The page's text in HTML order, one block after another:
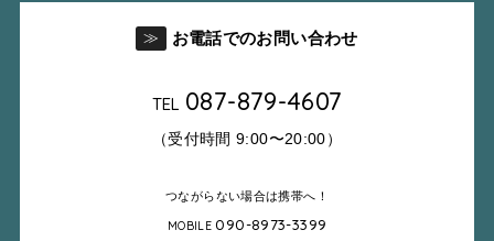
≫ お電話でのお問い合わせ
TEL 087-879-4607
（受付時間 9:00〜20:00）
つながらない場合は携帯へ！
MOBILE090-8973-3399